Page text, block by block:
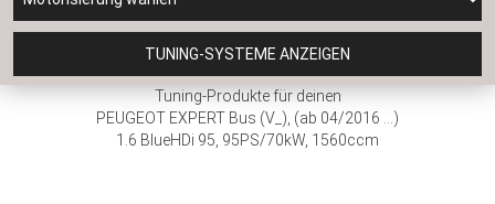
TUNING-SYSTEME ANZEIGEN
Tuning-Produkte für deinen
PEUGEOT EXPERT Bus (V_), (ab 04/2016 ...)
1.6 BlueHDi 95, 95PS/70kW, 1560ccm